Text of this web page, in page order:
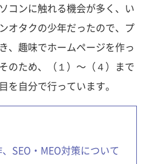
コンに触れる機会が多く、い
オタクの少年だったので、プ
、趣味でホームページを作っ
のため、（１）〜（４）まで
を自分で行っています。
SEO・MEO対策について